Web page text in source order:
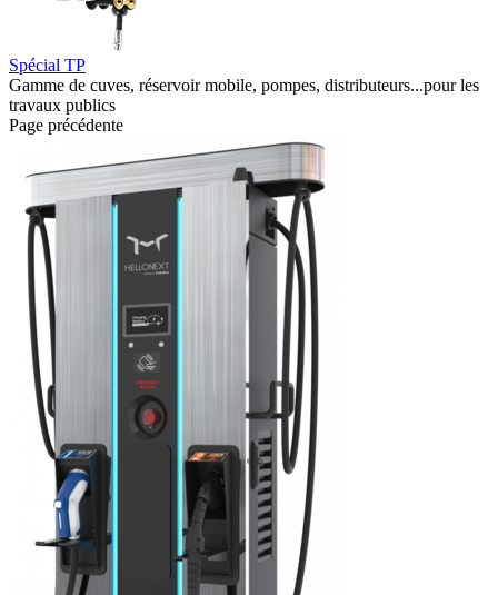
Spécial TP
Gamme de cuves, réservoir mobile, pompes, distributeurs...pour les
travaux publics
Page précédente